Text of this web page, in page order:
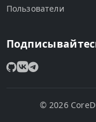
Пользователи
© 2026